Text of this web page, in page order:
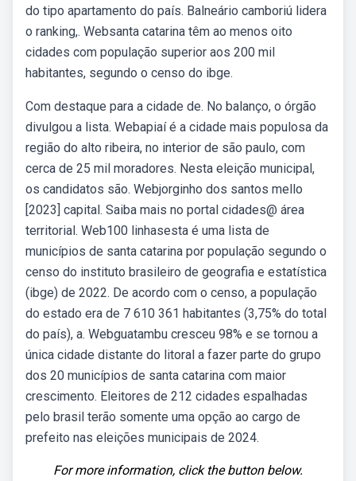
do tipo apartamento do país. Balneário camboriú lidera
o ranking,. Websanta catarina têm ao menos oito
cidades com população superior aos 200 mil
habitantes, segundo o censo do ibge.
Com destaque para a cidade de. No balanço, o órgão
divulgou a lista. Webapiaí é a cidade mais populosa da
região do alto ribeira, no interior de são paulo, com
cerca de 25 mil moradores. Nesta eleição municipal,
os candidatos são. Webjorginho dos santos mello
[2023] capital. Saiba mais no portal cidades@ área
territorial. Web100 linhasesta é uma lista de
municípios de santa catarina por população segundo o
censo do instituto brasileiro de geografia e estatística
(ibge) de 2022. De acordo com o censo, a população
do estado era de 7 610 361 habitantes (3,75% do total
do país), a. Webguatambu cresceu 98% e se tornou a
única cidade distante do litoral a fazer parte do grupo
dos 20 municípios de santa catarina com maior
crescimento. Eleitores de 212 cidades espalhadas
pelo brasil terão somente uma opção ao cargo de
prefeito nas eleições municipais de 2024.
For more information, click the button below.